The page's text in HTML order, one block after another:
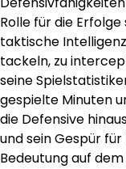
Rolle für die
taktische
tackeln, zu
seine
gespielte Minuten
die Defensive
und sein Gespür
Bedeutung auf dem